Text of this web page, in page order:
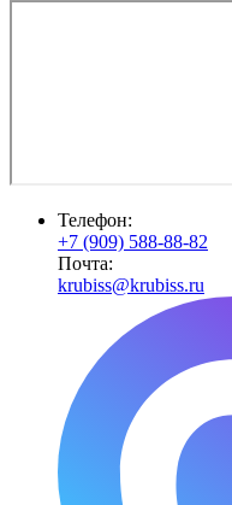
Телефон:
+7 (909) 588-88-82
Почта:
krubiss@krubiss.ru